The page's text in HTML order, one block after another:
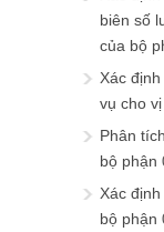
biên số
của bộ
Xác
vụ cho
Phân
bộ phận
Xác
bộ phận